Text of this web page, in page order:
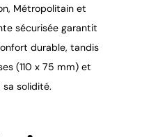
Métropolitain et
sécurisée garantit
durable, tandis
(110 x 75 mm) et
solidité.